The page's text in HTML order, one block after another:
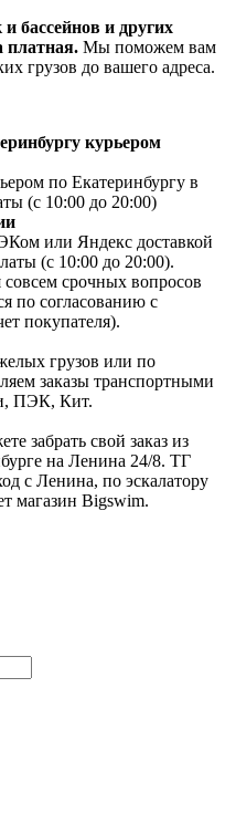
бассейнов и других
платная. Мы поможем вам
грузов до вашего адреса.
курьером
по Екатеринбургу в
(с 10:00 до 20:00)
или Яндекс доставкой
(с 10:00 до 20:00).
срочных вопросов
по согласованию с
покупателя).
грузов или по
заказы транспортными
ПЭК, Кит.
забрать свой заказ из
на Ленина 24/8. ТГ
с Ленина, по эскалатору
магазин Bigswim.